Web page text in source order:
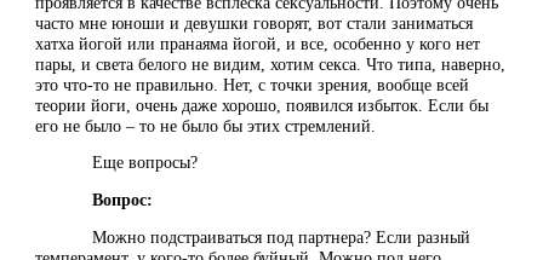
часто мне юноши и девушки говорят, вот стали заниматься
хатха йогой или пранаяма йогой, и все, особенно у кого нет
пары, и света белого не видим, хотим секса. Что типа, наверно,
это что-то не правильно. Нет, с точки зрения, вообще всей
теории йоги, очень даже хорошо, появился избыток. Если бы
его не было – то не было бы этих стремлений.
Еще вопросы?
Вопрос:
Можно подстраиваться под партнера? Если разный